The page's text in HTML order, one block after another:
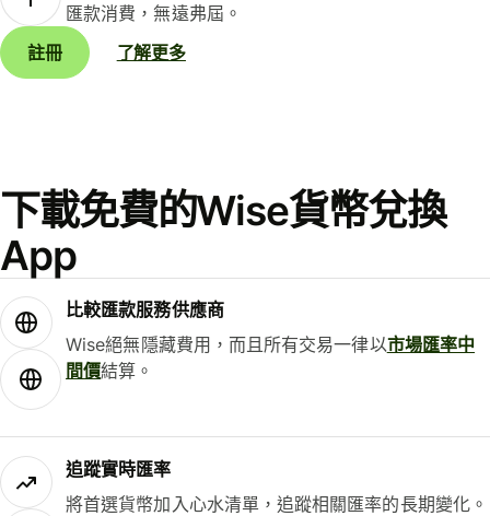
匯款消費，無遠弗屆。
註冊
了解更多
下載免費的Wise貨幣兌換
App
比較匯款服務供應商
Wise絕無隱藏費用，而且所有交易一律以市場匯率中
間價結算。
追蹤實時匯率
將首選貨幣加入心水清單，追蹤相關匯率的長期變化。